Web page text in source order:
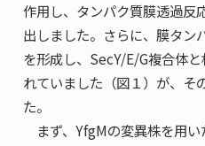
作用し、タンパク質膜透過反
出しました。さらに、膜タ
を形成し、SecY/E/G複合体
れていました（図１）が、そ
た。
まず、YfgMの変異株を用